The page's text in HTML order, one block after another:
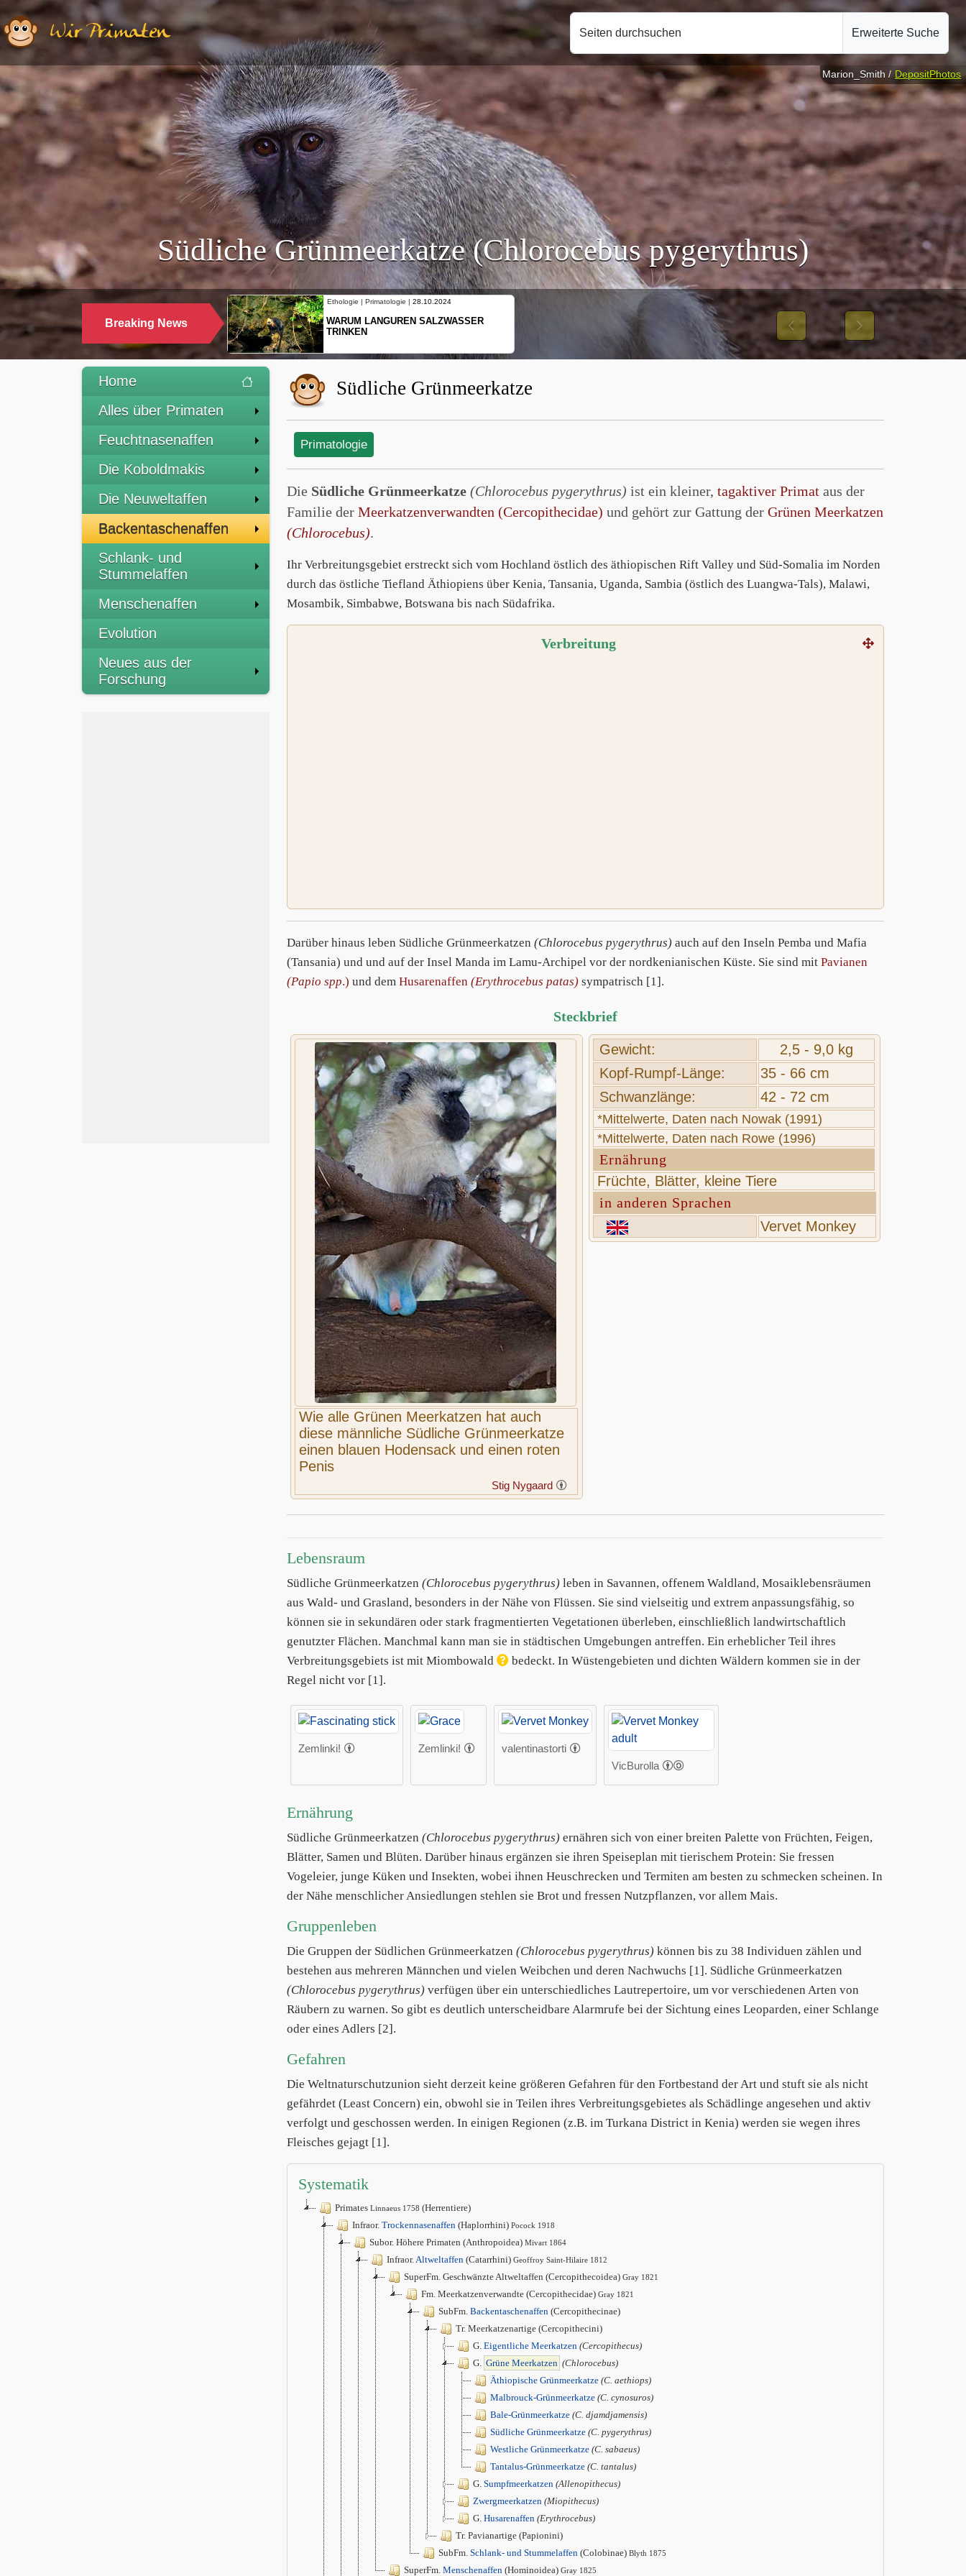
Wir Primaten Seiten durchsuchen Erweiterte Suche
Südliche Grünmeerkatze (Chlorocebus pygerythrus)
Breaking News
Ethologie | Primatologie | 10.10.2024
NEUES VON WEIBLICHEN
SCHOPFGIBBONS UND IHRER
Previous Next
Marion_Smith / DepositPhotos
Home
Alles über Primaten
Feuchtnasenaffen
Die Koboldmakis
Die Neuweltaffen
Backentaschenaffen
Schlank- und
Stummelaffen
Menschenaffen
Evolution
Neues aus der
Forschung
Südliche Grünmeerkatze
Primatologie
Die Südliche Grünmeerkatze (Chlorocebus pygerythrus) ist ein kleiner, tagaktiver Primat aus der
Familie der Meerkatzenverwandten (Cercopithecidae) und gehört zur Gattung der Grünen Meerkatzen
(Chlorocebus).
Ihr Verbreitungsgebiet erstreckt sich vom Hochland östlich des äthiopischen Rift Valley und Süd-Somalia im Norden
durch das östliche Tiefland Äthiopiens über Kenia, Tansania, Uganda, Sambia (östlich des Luangwa-Tals), Malawi,
Mosambik, Simbabwe, Botswana bis nach Südafrika.
Verbreitung
Darüber hinaus leben Südliche Grünmeerkatzen (Chlorocebus pygerythrus) auch auf den Inseln Pemba und Mafia
(Tansania) und und auf der Insel Manda im Lamu-Archipel vor der nordkenianischen Küste. Sie sind mit Pavianen
(Papio spp.) und dem Husarenaffen (Erythrocebus patas) sympatrisch [1].
Steckbrief
Wie alle Grünen Meerkatzen hat auch
diese männliche Südliche Grünmeerkatze
einen blauen Hodensack und einen roten
Penis
Stig Nygaard
Gewicht:
2,5 - 9,0 kg
Kopf-Rumpf-Länge:
35 - 66 cm
Schwanzlänge:
42 - 72 cm
*Mittelwerte, Daten nach Nowak (1991)
*Mittelwerte, Daten nach Rowe (1996)
Ernährung
Früchte, Blätter, kleine Tiere
in anderen Sprachen
Vervet Monkey
Lebensraum
Südliche Grünmeerkatzen (Chlorocebus pygerythrus) leben in Savannen, offenem Waldland, Mosaiklebensräumen
aus Wald- und Grasland, besonders in der Nähe von Flüssen. Sie sind vielseitig und extrem anpassungsfähig, so
können sie in sekundären oder stark fragmentierten Vegetationen überleben, einschließlich landwirtschaftlich
genutzter Flächen. Manchmal kann man sie in städtischen Umgebungen antreffen. Ein erheblicher Teil ihres
Verbreitungsgebiets ist mit Miombowald
bedeckt. In Wüstengebieten und dichten Wäldern kommen sie in der
Regel nicht vor [1].
Zemlinki! Zemlinki!
valentinastorti
VicBurolla
Ernährung
Südliche Grünmeerkatzen (Chlorocebus pygerythrus) ernähren sich von einer breiten Palette von Früchten, Feigen,
Blätter, Samen und Blüten. Darüber hinaus ergänzen sie ihren Speiseplan mit tierischem Protein: Sie fressen
Vogeleier, junge Küken und Insekten, wobei ihnen Heuschrecken und Termiten am besten zu schmecken scheinen. In
der Nähe menschlicher Ansiedlungen stehlen sie Brot und fressen Nutzpflanzen, vor allem Mais.
Gruppenleben
Die Gruppen der Südlichen Grünmeerkatzen (Chlorocebus pygerythrus) können bis zu 38 Individuen zählen und
bestehen aus mehreren Männchen und vielen Weibchen und deren Nachwuchs [1]. Südliche Grünmeerkatzen
(Chlorocebus pygerythrus) verfügen über ein unterschiedliches Lautrepertoire, um vor verschiedenen Arten von
Räubern zu warnen. So gibt es deutlich unterscheidbare Alarmrufe bei der Sichtung eines Leoparden, einer Schlange
oder eines Adlers [2].
Gefahren
Die Weltnaturschutzunion sieht derzeit keine größeren Gefahren für den Fortbestand der Art und stuft sie als nicht
gefährdet (Least Concern) ein, obwohl sie in Teilen ihres Verbreitungsgebietes als Schädlinge angesehen und aktiv
verfolgt und geschossen werden. In einigen Regionen (z.B. im Turkana District in Kenia) werden sie wegen ihres
Fleisches gejagt [1].
Systematik
Primates Linnaeus 1758 (Herrentiere)
Infraor. Trockennasenaffen (Haplorrhini) Pocock 1918
Subor. Höhere Primaten (Anthropoidea) Mivart 1864
Infraor.Altweltaffen (Catarrhini) Geoffroy Saint-Hilaire 1812
SuperFm. Geschwänzte Altweltaffen (Cercopithecoidea) Gray 1821
Fm. Meerkatzenverwandte (Cercopithecidae) Gray 1821
SubFm. Backentaschenaffen (Cercopithecinae)
Tr. Meerkatzenartige (Cercopithecini)
G. Eigentliche Meerkatzen (Cercopithecus)
G. Grüne Meerkatzen (Chlorocebus)
Äthiopische Grünmeerkatze (C. aethiops)
Malbrouck-Grünmeerkatze (C. cynosuros)
Bale-Grünmeerkatze (C. djamdjamensis)
Südliche Grünmeerkatze (C. pygerythrus)
Westliche Grünmeerkatze (C. sabaeus)
Tantalus-Grünmeerkatze (C. tantalus)
G. Sumpfmeerkatzen (Allenopithecus)
Zwergmeerkatzen (Miopithecus)
G. Husarenaffen (Erythrocebus)
Tr. Pavianartige (Papionini)
SubFm. Schlank- und Stummelaffen (Colobinae) Blyth 1875
SuperFm. Menschenaffen (Hominoidea) Gray 1825